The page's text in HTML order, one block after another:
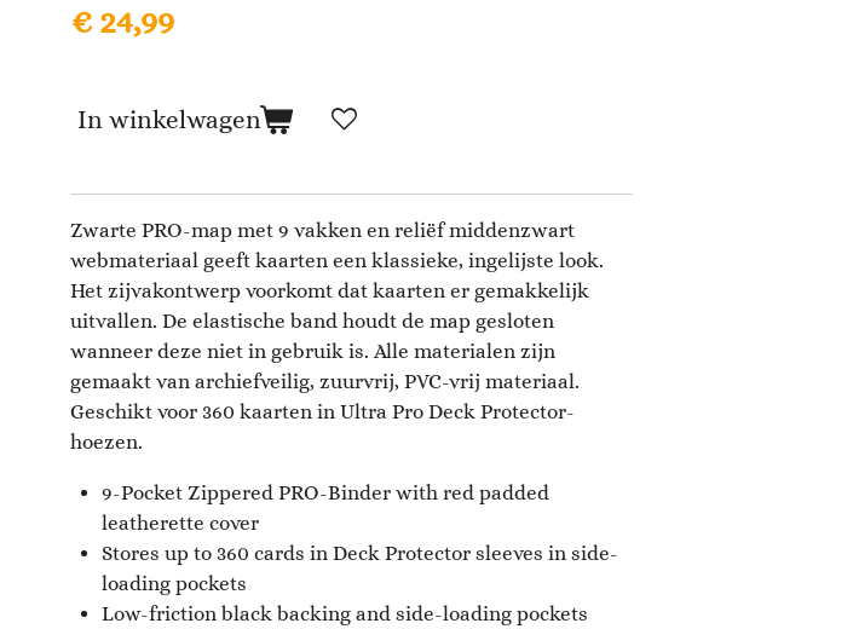
€ 24,99
In winkelwagen
Zwarte PRO-map met 9 vakken en reliëf middenzwart
webmateriaal geeft kaarten een klassieke, ingelijste look.
Het zijvakontwerp voorkomt dat kaarten er gemakkelijk
uitvallen. De elastische band houdt de map gesloten
wanneer deze niet in gebruik is. Alle materialen zijn
gemaakt van archiefveilig, zuurvrij, PVC-vrij materiaal.
Geschikt voor 360 kaarten in Ultra Pro Deck Protector-
hoezen.
9-Pocket Zippered PRO-Binder with red padded
leatherette cover
Stores up to 360 cards in Deck Protector sleeves in side-
loading pockets
Low-friction black backing and side-loading pockets